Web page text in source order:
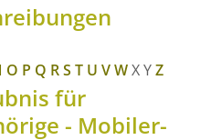
O P Q RS T U VWXYZ
für
- Mobiler-